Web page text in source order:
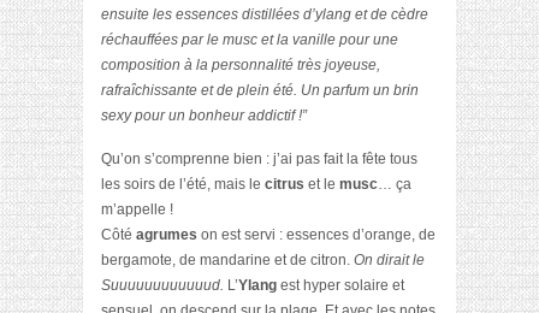
ensuite les essences distillées d’ylang et de cèdre
réchauffées par le musc et la vanille pour une
composition à la personnalité très joyeuse,
rafraîchissante et de plein été. Un parfum un brin
sexy pour un bonheur addictif !”
Qu’on s’comprenne bien : j’ai pas fait la fête tous
les soirs de l’été, mais le citrus et le musc… ça
m’appelle !
Côté agrumes on est servi : essences d’orange, de
bergamote, de mandarine et de citron. On dirait le
Suuuuuuuuuuuud. L’Ylang est hyper solaire et